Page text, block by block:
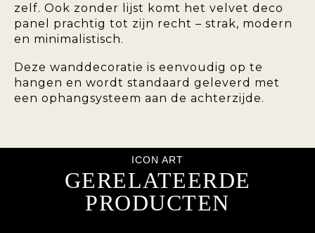
zelf. Ook zonder lijst komt het velvet deco
panel prachtig tot zijn recht – strak, modern
en minimalistisch.
Deze wanddecoratie is eenvoudig op te
hangen en wordt standaard geleverd met
een ophangsysteem aan de achterzijde.
ICON ART
GERELATEERDE
PRODUCTEN